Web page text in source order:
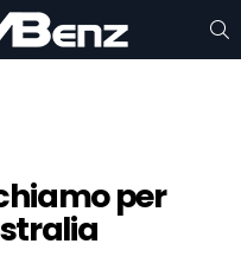
per